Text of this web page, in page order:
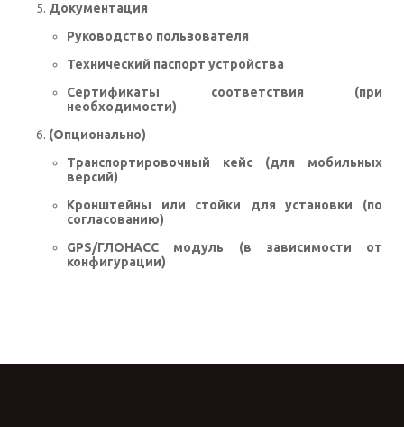
Документация
Руководство пользователя
Технический паспорт устройства
Сертификаты соответствия (при
необходимости)
(Опционально)
Транспортировочный кейс (для мобильных
версий)
Кронштейны или стойки для установки (по
согласованию)
GPS/ГЛОНАСС модуль (в зависимости от
конфигурации)